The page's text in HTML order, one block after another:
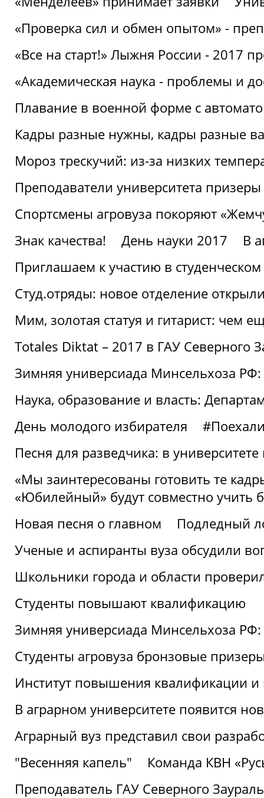
«Проверка сил и обмен опытом» -
«Все на старт!» Лыжня России - 2017
«Академическая наука - проблемы и
Плавание в военной форме с
Кадры разные нужны, кадры разные
Мороз трескучий: из-за низких
Преподаватели университета
Спортсмены агровуза покоряют
Знак качества!
День науки 2017
В
Приглашаем к участию в
Студ.отряды: новое отделение
Мим, золотая статуя и гитарист: чем
Totales Diktat – 2017 в ГАУ Северного
Зимняя универсиада Минсельхоза
Наука, образование и власть:
День молодого избирателя
Песня для разведчика: в
«Мы заинтересованы готовить те
«Юбилейный» будут совместно учить
Новая песня о главном
Подледный
Ученые и аспиранты вуза обсудили
Школьники города и области
Студенты повышают квалификацию
Зимняя универсиада Минсельхоза
Студенты агровуза бронзовые
Институт повышения квалификации и
В аграрном университете появится
Аграрный вуз представил свои
"Весенняя капель"
Команда КВН
Преподаватель ГАУ Северного